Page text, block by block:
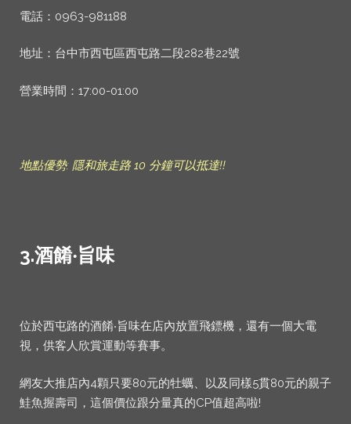
電話：0963-981188
地址：台中市西屯區西屯路二段282巷22號
營業時間：17:00-01:00
地點優勢: 隱和旅走路 10 分鐘可以抵達!!
3.酒餚‧旨味
位於西屯路的酒餚‧旨味在店內放置飛鏢機，還有一個大電
視，供客人欣賞運動等賽事。
網友大推店內4顆只要80元的牡蠣、以及同樣5貫80元的親子
鮭魚握壽司，這個價位跟分量真的CP值超高啦!